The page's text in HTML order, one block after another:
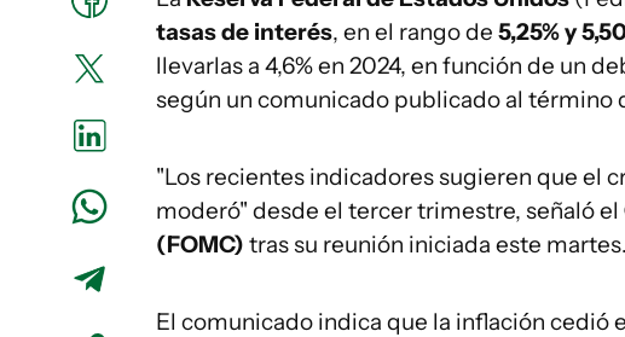
tasas de interés, en el rango de 5,25% y
llevarlas a 4,6% en 2024, en función de un
según un comunicado publicado al término
"Los recientes indicadores sugieren que el
moderó" desde el tercer trimestre, señaló el
(FOMC) tras su reunión iniciada este martes.
El comunicado indica que la inflación cedió